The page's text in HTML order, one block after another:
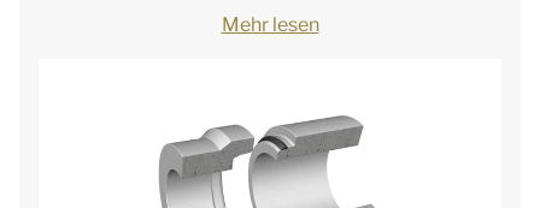
Mehr lesen